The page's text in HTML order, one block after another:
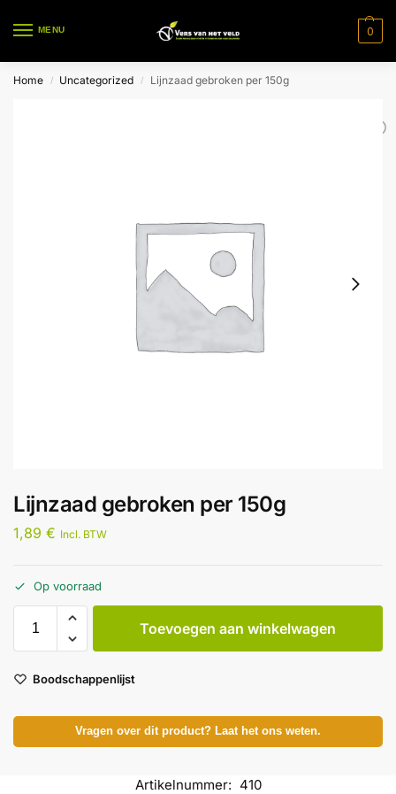
MENU 0
Home / Uncategorized / Lijnzaad gebroken per 150g
Lijnzaad gebroken per 150g
1,89 € Incl. BTW
Op voorraad
Toevoegen aan winkelwagen
Boodschappenlijst
Vragen over dit product? Laat het ons weten.
Artikelnummer: 410